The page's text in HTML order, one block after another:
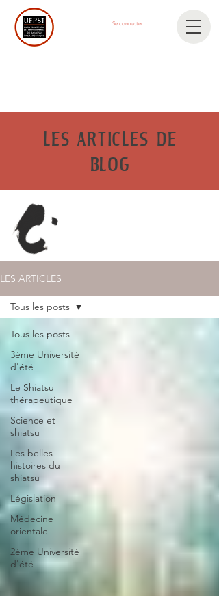
Se connecter
LES ARTICLES DE
BLOG
LES ARTICLES
Tous les posts
3ème Université
d'été
Le Shiatsu
thérapeutique
Science et
shiatsu
Les belles
histoires du
shiatsu
Législation
Médecine
orientale
2ème Université
d'été
Tous les posts